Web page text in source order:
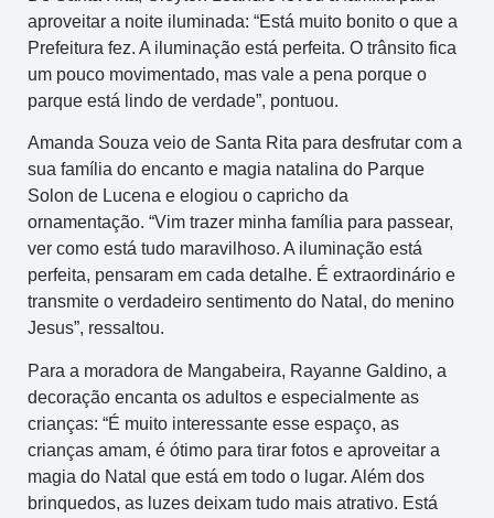
aproveitar a noite iluminada: “Está muito bonito o que a
Prefeitura fez. A iluminação está perfeita. O trânsito fica
um pouco movimentado, mas vale a pena porque o
parque está lindo de verdade”, pontuou.
Amanda Souza veio de Santa Rita para desfrutar com a
sua família do encanto e magia natalina do Parque
Solon de Lucena e elogiou o capricho da
ornamentação. “Vim trazer minha família para passear,
ver como está tudo maravilhoso. A iluminação está
perfeita, pensaram em cada detalhe. É extraordinário e
transmite o verdadeiro sentimento do Natal, do menino
Jesus”, ressaltou.
Para a moradora de Mangabeira, Rayanne Galdino, a
decoração encanta os adultos e especialmente as
crianças: “É muito interessante esse espaço, as
crianças amam, é ótimo para tirar fotos e aproveitar a
magia do Natal que está em todo o lugar. Além dos
brinquedos, as luzes deixam tudo mais atrativo. Está